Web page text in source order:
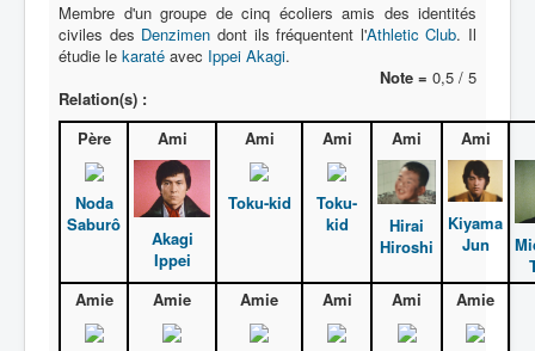
Membre d'un groupe de cinq écoliers amis des identités
civiles des Denzimen dont ils fréquentent l'Athletic Club. Il
étudie le karaté avec Ippei Akagi.
Note = 0,5 / 5
Relation(s) :
Père
Noda
Saburô
Ami
Akagi
Ippei
Ami
Toku-kid
Ami
Toku-
kid
Ami
Hirai
Hiroshi
Ami
Kiyama
Jun
Amie
Amie Amie Ami Ami Amie